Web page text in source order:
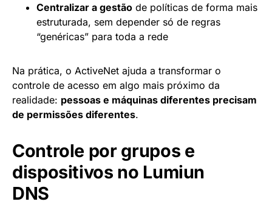
Centralizar a gestão de políticas de forma mais
estruturada, sem depender só de regras
“genéricas” para toda a rede
Na prática, o ActiveNet ajuda a transformar o
controle de acesso em algo mais próximo da
realidade: pessoas e máquinas diferentes precisam
de permissões diferentes.
Controle por grupos e
dispositivos no Lumiun
DNS